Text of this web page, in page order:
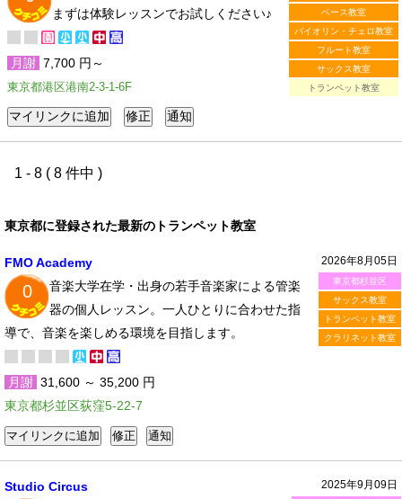
ベース教室
バイオリン・チェロ教室
フルート教室
サックス教室
トランペット教室
まずは体験レッスンでお試しください♪
月謝 7,700 円～
東京都港区港南2-3-1-6F
1 - 8 ( 8 件中 )
東京都に登録された最新のトランペット教室
2026年8月05日
東京都杉並区
サックス教室
トランペット教室
クラリネット教室
FMO Academy
0
音楽大学在学・出身の若手音楽家による管楽
器の個人レッスン。一人ひとりに合わせた指
導で、音楽を楽しめる環境を目指します。
月謝 31,600 ～ 35,200 円
東京都杉並区荻窪5-22-7
2025年9月09日
Studio Circus